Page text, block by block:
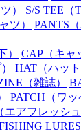
） S/S TEE （
ツ） PANTS
） CAP （キャ
HAT （ハット
（雑誌）
PATCH （ワッ
（エアフレッシ
LURES